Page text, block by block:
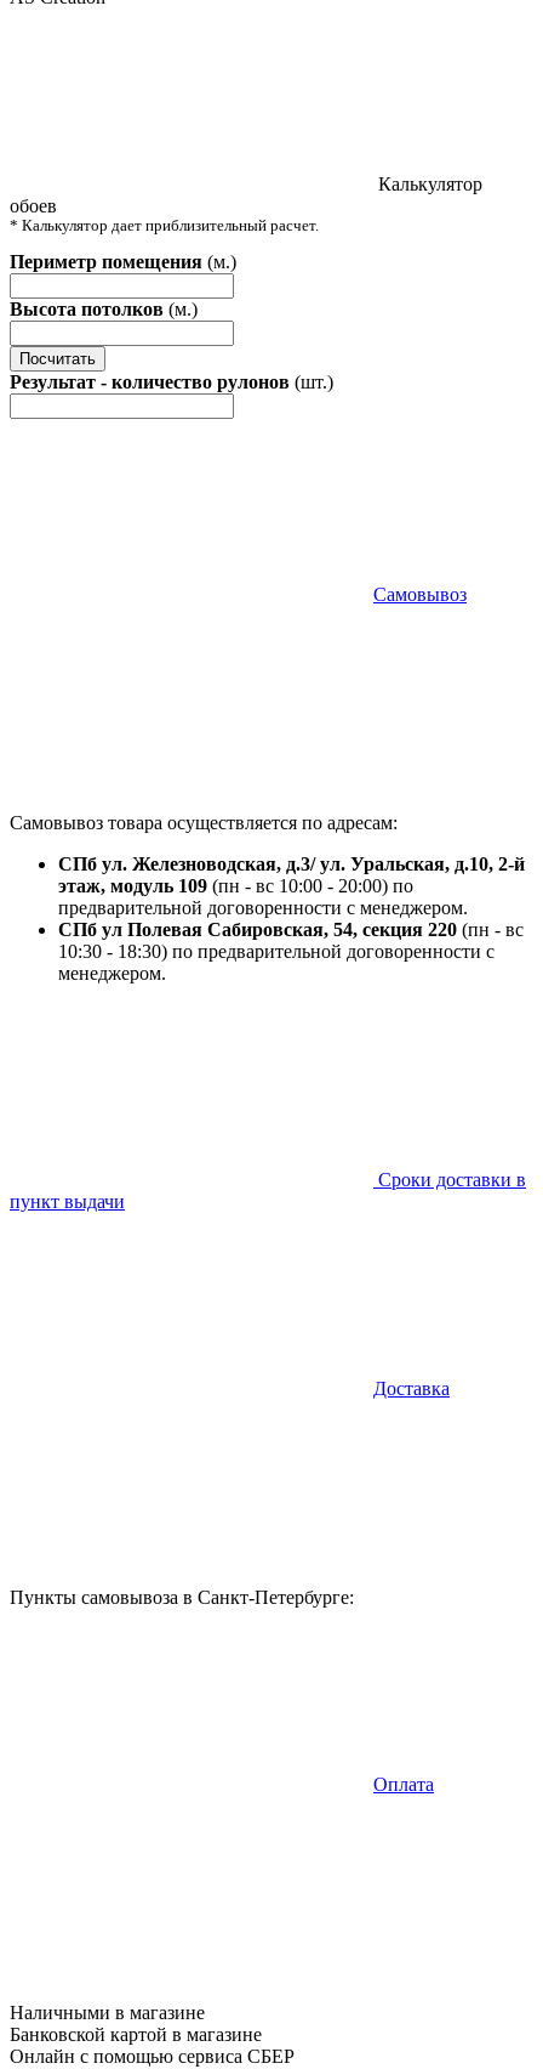
Калькулятор
обоев
* Калькулятор дает приблизительный расчет.
Периметр помещения (м.)
Высота потолков (м.)
Посчитать
Результат - количество рулонов (шт.)
Самовывоз
Самовывоз товара осуществляется по адресам:
СПб ул. Железноводская, д.3/ ул. Уральская, д.10, 2-й
этаж, модуль 109 (пн - вс 10:00 - 20:00) по
предварительной договоренности с менеджером.
СПб ул Полевая Сабировская, 54, секция 220 (пн - вс
10:30 - 18:30) по предварительной договоренности с
менеджером.
Сроки доставки в
пункт выдачи
Доставка
Пункты самовывоза в Санкт-Петербурге:
Оплата
Наличными в магазине
Банковской картой в магазине
Онлайн с помощью сервиса СБЕР